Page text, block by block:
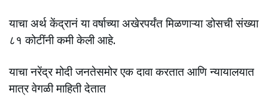
याचा अर्थ केंद्रानं या वर्षाच्या अखेरपर्यंत मिळणाऱ्या डोसची संख्या
८१ कोटींनी कमी केली आहे.
याचा नरेंद्र मोदी जनतेसमोर एक दावा करतात आणि न्यायालयात
मात्र वेगळी माहिती देतात